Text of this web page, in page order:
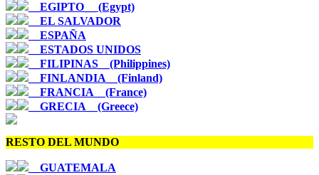
__EGIPTO__ (Egypt)
__EL SALVADOR
__ESPAÑA
__ESTADOS UNIDOS
__FILIPINAS__(Philippines)
__FINLANDIA__(Finland)
__FRANCIA__(France)
__GRECIA__(Greece)
RESTO DEL MUNDO
__GUATEMALA